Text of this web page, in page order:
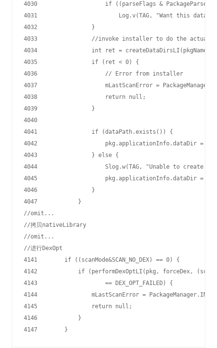
4030                    if ((parseFlags &
4031                        Log.v(TAG, "Want this data
4032                }
4033                //invoke installer to do the actual
4034                int ret = createDataDirsLI(pkgName,
4035                if (ret < 0) {
4036                    // Error from installer
4037                    mLastScanError =
4038                    return null;
4039                }
4040
4041                if (dataPath.exists()) {
4042                    pkg.applicationInfo.dataDir =
4043                } else {
4044                    Slog.w(TAG, "Unable to create
4045                    pkg.applicationInfo.dataDir =
4046                }
4047            }
//omit...
//拷贝nativeLibrary
//omit...
//进行DexOpt
4141        if ((scanMode&SCAN_NO_DEX) == 0) {
4142            if (performDexOptLI(pkg, forceDex,
4143                    == DEX_OPT_FAILED) {
4144                mLastScanError =
4145                return null;
4146            }